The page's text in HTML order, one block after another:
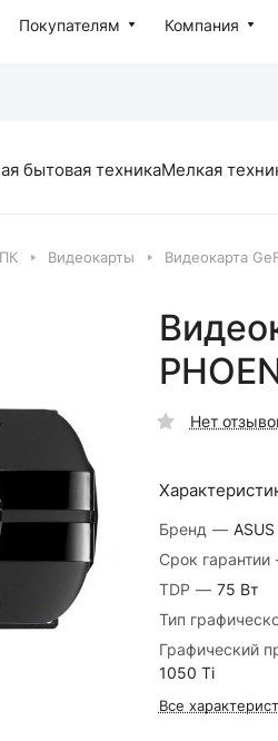
Покупателям Компания
бытовая техникаМелкая
Видеокарты Видеокарта
Нет
Бренд — ASUS
Срок гарантии
TDP — 75 Вт
Тип
Графический
1050 Ti
Все